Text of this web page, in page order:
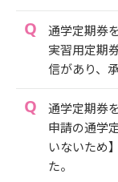
通学定期券
実習用定期
信があり、
通学定期券
申請の通学
いないため
た。